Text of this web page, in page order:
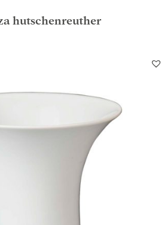
hutschenreuther